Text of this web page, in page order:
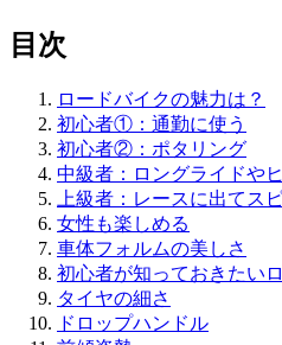
目次
ロードバイクの魅力は？
初心者①：通勤に使う
初心者②：ポタリング
中級者：ロングライドや
上級者：レースに出てス
女性も楽しめる
車体フォルムの美しさ
初心者が知っておきたい
タイヤの細さ
ドロップハンドル